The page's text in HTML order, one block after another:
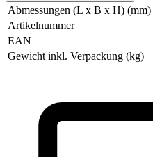
Abmessungen (L x B x H) (mm)
Artikelnummer
EAN
Gewicht inkl. Verpackung (kg)